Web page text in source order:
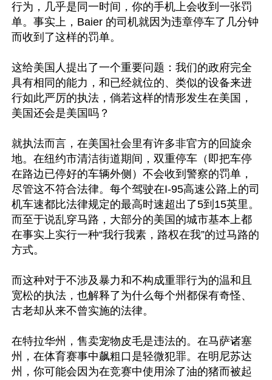
行为，几乎是同一时间，你的手机上会收到一张罚
单。事实上，Baier 的司机就因为违章停车了几分钟
而收到了这样的罚单。
这给美国人提出了一个重要问题：我们的政府完全
具有相同的能力，和已经就位的、类似的设备来进
行如此严厉的执法，倘若这样的情形发生在美国，
美国还会是美国吗？
就执法而言，在美国社会里有许多非官方的回旋余
地。在纽约市清洁街道期间，双重停车（即把车停
在路边已停好的车辆外侧）不会收到警察的罚单，
尽管这不符合法律。每个驾驶在I-95高速公路上的司
机车速都比法律规定的最高时速超出了5到15英里。
而至于说乱穿马路，大部分的美国的城市基本上都
在事实上实行一种“我行我素，路权在我”的过马路的
方式。
而这种对于不涉及暴力和不构成重罪行为的温和且
宽松的执法，也解释了为什么每个州都保有奇怪、
古老却从来不曾实施的法律。
在特拉华州，售卖宠物皮毛是违法的。在马萨诸塞
州，在体育赛事中飙粗口是轻微犯罪。在明尼苏达
州，你可能会因为在竞赛中使用涂了油的猪而被起